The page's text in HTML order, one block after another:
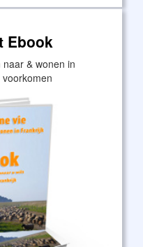
Ebook
& wonen in